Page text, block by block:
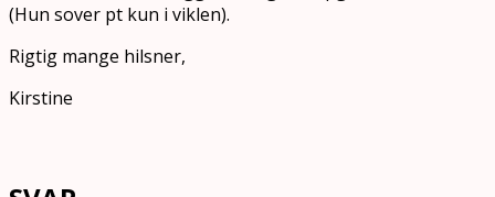
(Hun sover pt kun i viklen).
Rigtig mange hilsner,
Kirstine